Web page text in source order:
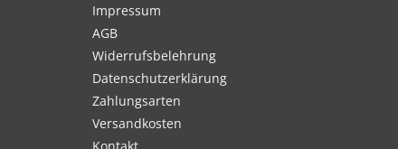
Impressum
AGB
Widerrufsbelehrung
Datenschutzerklärung
Zahlungsarten
Versandkosten
Kontakt